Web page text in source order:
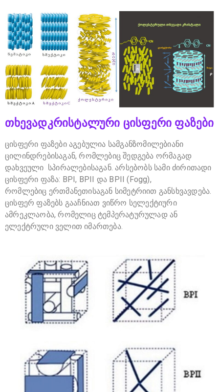
თხევადკრისტალური ცისფერი ფაზები
ცისფერი ფაზები აგებულია სამგანზომილებიანი
ცილინდრებისაგან, რომლებიც შედგება ორმაგად
დახვეული სპირალებისაგან. არსებობს სამი ძირითადი
ცისფერი ფაზა: BPI, BPII და BPII (Fogg),
რომლებიც ერთმანეთისაგან სიმეტრიით განსხვავდება.
ცისფერ ფაზებს გააჩნიათ ვიწრო სელექტიური
ამრეკლაობა, რომელიც ტემპერატურულად ან
ელექტრული ველით იმართება.